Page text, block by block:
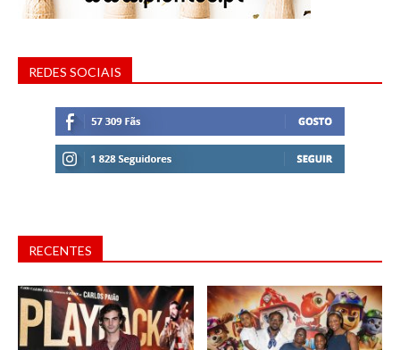
REDES SOCIAIS
RECENTES